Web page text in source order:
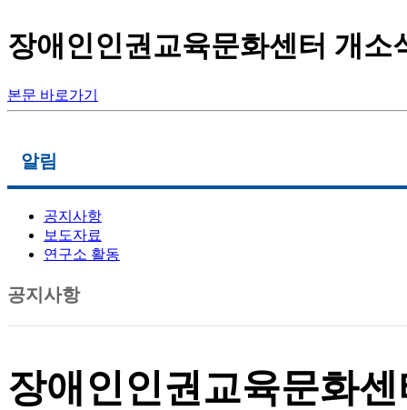
장애인인권교육문화센터 개소
본문 바로가기
메인메뉴
연구소 소개
알림
알림
공지사항
보도자료
연구소 활동
공지사항
장애인인권교육문화